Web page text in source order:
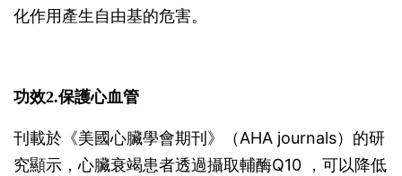
化作用產生自由基的危害。
功效2.保護心血管
刊載於《美國心臟學會期刊》（AHA journals）的研
究顯示，心臟衰竭患者透過攝取輔酶Q10 ，可以降低